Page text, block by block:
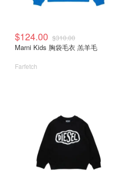
$124.00 $310.00
Marni Kids 胸袋毛衣 羔羊毛
Farfetch